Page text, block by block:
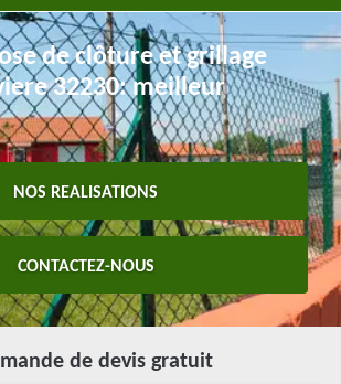
de clôture et grillage
32230: meilleur
NOS REALISATIONS
CONTACTEZ-NOUS
de devis gratuit